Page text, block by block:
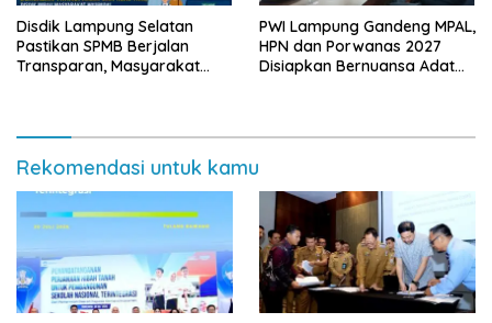
Disdik Lampung Selatan
Pastikan SPMB Berjalan
Transparan, Masyarakat
PWI Lampung Gandeng MPAL,
HPN dan Porwanas 2027
Disiapkan Bernuansa Adat
Rekomendasi untuk kamu